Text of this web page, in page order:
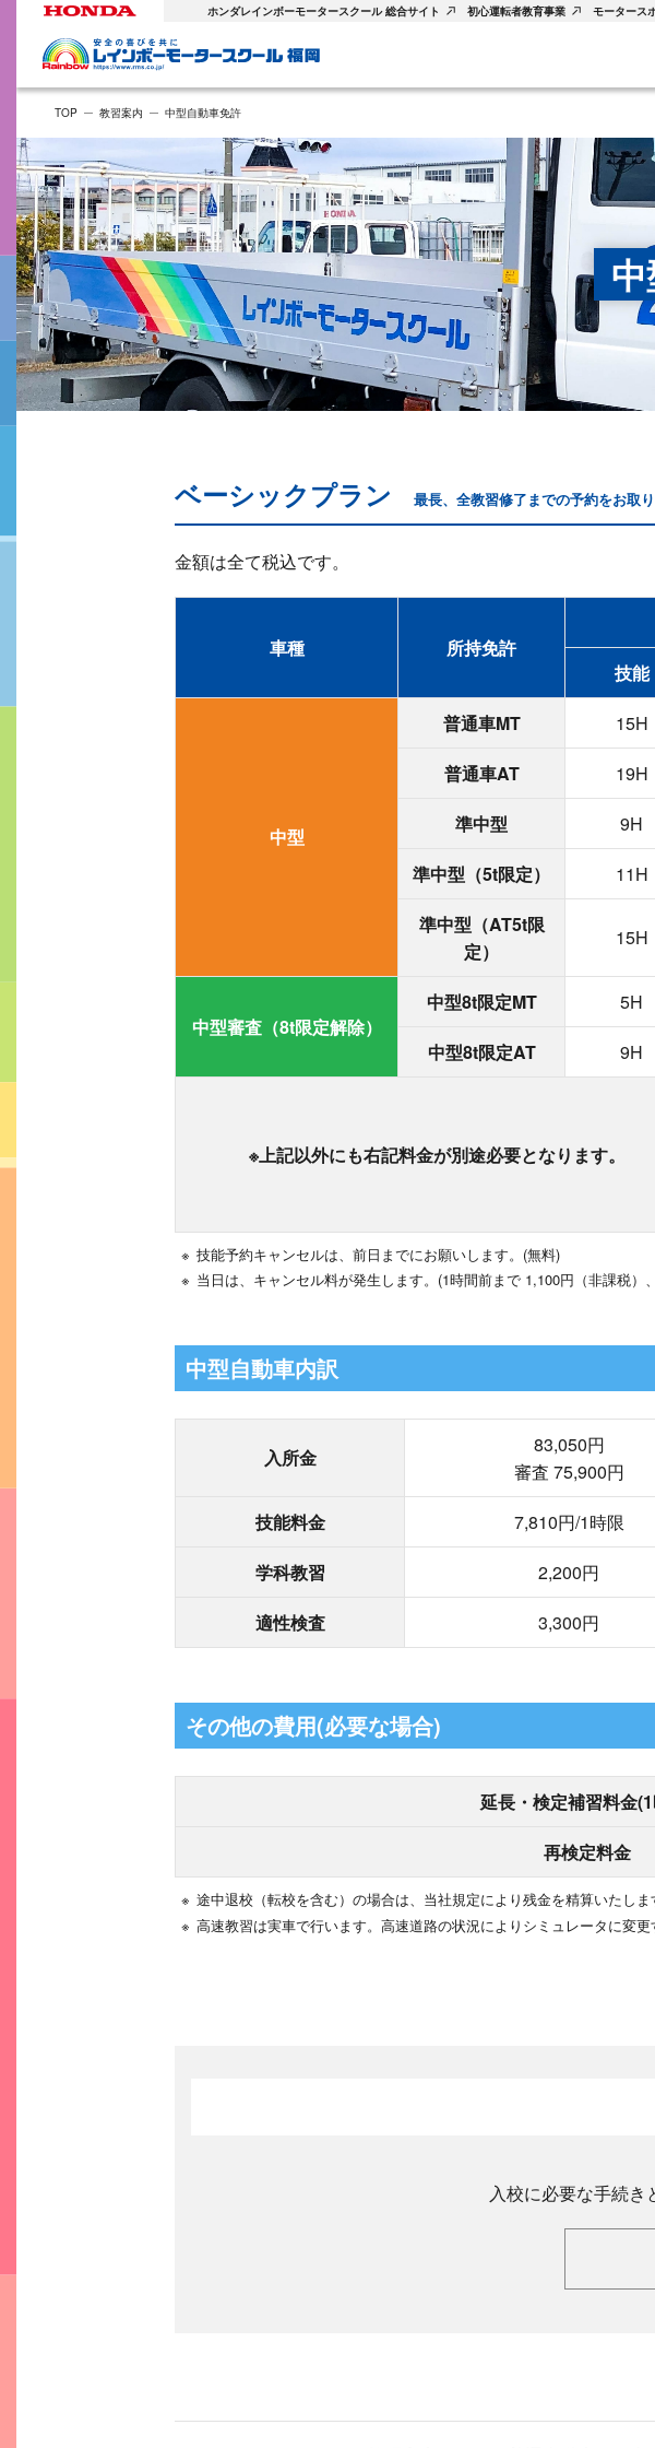
ホンダレインボーモータースクール 総合サイト 初心運転者教育事業 モータース
TOP 教習案内 中型自動車免許
ベーシックプラン 最長、全教習修了までの予約をお取り
金額は全て税込です。
車種 所持免許
技能
中型
普通車MT 15H
普通車AT
19H
準中型
9H
準中型（5t限定）
11H
準中型（AT5t限
定）
15H
中型審査（8t限定解除）
中型8t限定MT 5H
中型8t限定AT
9H
※上記以外にも右記料金が別途必要となります。
※ 技能予約キャンセルは、前日までにお願いします。(無料)
※ 当日は、キャンセル料が発生します。(1時間前まで 1,100円（非課税）
中型自動車内訳
入所金
83,050円
審査 75,900円
技能料金 7,810円/1時限
学科教習
2,200円
適性検査
3,300円
その他の費用(必要な場合)
延長・検定補習料金
再検定料金
※ 途中退校（転校を含む）の場合は、当社規定により残金を精算いたしま
※ 高速教習は実車で行います。高速道路の状況によりシミュレータに変
入校に必要な手続き